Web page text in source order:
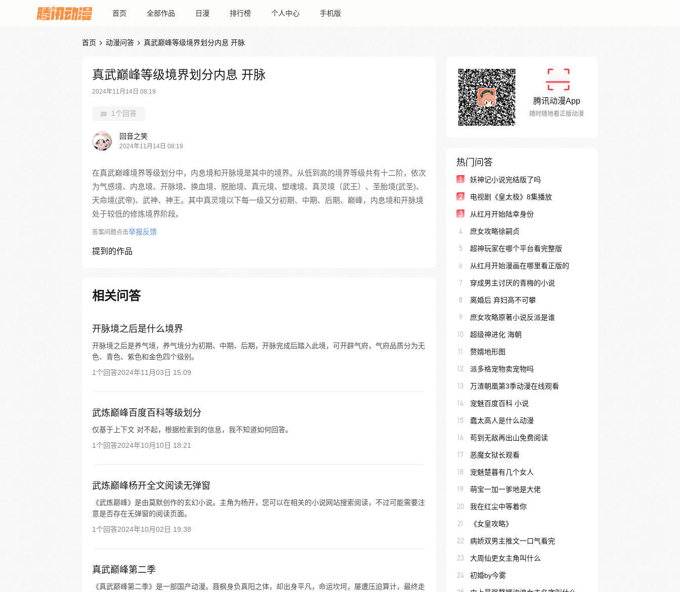
首页 全部作品 日漫 排行榜 个人中心 手机版
首页  动漫问答  真武巅峰等级境界划分内息 开脉
真武巅峰等级境界划分内息 开脉
2024年11月14日 08:19
1个回答
回音之笑
2024年11月14日 08:19
在真武巅峰境界等级划分中，内息境和开脉境是其中的境界。从低到高的境界等级共有十二阶，依次
为气感境、内息境、开脉境、换血境、脱胎境、真元境、塑魂境、真灵境（武王）、圣胎境(武圣)、
天命境(武帝)、武神、神王。其中真灵境以下每一级又分初期、中期、后期、巅峰，内息境和开脉境
处于较低的修炼境界阶段。
答案问题点击举报反馈
提到的作品
相关问答
开脉境之后是什么境界
开脉境之后是养气境，养气境分为初期、中期、后期，开脉完成后踏入此境，可开辟气府，气府品质分为无
色、青色、紫色和金色四个级别。
1个回答2024年11月03日 15:09
武炼巅峰百度百科等级划分
仅基于上下文 对不起，根据检索到的信息，我不知道如何回答。
1个回答2024年10月10日 18:21
武炼巅峰杨开全文阅读无弹窗
《武炼巅峰》是由莫默创作的玄幻小说。主角为杨开，您可以在相关的小说网站搜索阅读，不过可能需要注
意是否存在无弹窗的阅读页面。
1个回答2024年10月02日 19:38
真武巅峰第二季
《真武巅峰第二季》是一部国产动漫。聂枫身负真阳之体，却出身平凡，命运坎坷，屡遭压迫算计，最终走
腾讯动漫App
随时随地看正版动漫
热门问答
1 妖神记小说完结版了吗
2 电视剧《皇太极》8集播放
3 从红月开始陆幸身份
4 庶女攻略徐嗣贞
5 超神玩家在哪个平台看完整版
6 从红月开始漫画在哪里看正版的
7 穿成男主讨厌的青梅的小说
8 离婚后 弃妇高不可攀
9 庶女攻略原著小说反派是谁
10 超级神进化 海朝
11 赘婿地形图
12 派多格宠物卖宠物吗
13 万渣朝凰第3季动漫在线观看
14 宠魅百度百科 小说
15 蠢太高人是什么动漫
16 苟到无敌再出山免费阅读
17 恶魔女狱长观看
18 宠魅楚暮有几个女人
19 萌宝一加一爹地是大佬
20 我在红尘中等着你
21 《女皇攻略》
22 病娇双男主推文一口气看完
23 大周仙吏女主角叫什么
24 初婚by今雾